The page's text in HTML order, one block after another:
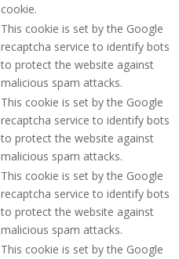
cookie.
This cookie is set by the Google
recaptcha service to identify bots
to protect the website against
malicious spam attacks.
This cookie is set by the Google
recaptcha service to identify bots
to protect the website against
malicious spam attacks.
This cookie is set by the Google
recaptcha service to identify bots
to protect the website against
malicious spam attacks.
This cookie is set by the Google